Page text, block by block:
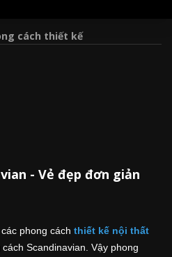
cách thiết kế
- Vẻ đẹp đơn giản
phong cách thiết kế nội thất
Scandinavian. Vậy phong